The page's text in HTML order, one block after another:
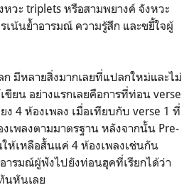
วะ triplets หรือสามพยางค์ จังหวะ
น้นย้ำอารมณ์ ความรู้สึก และขยี้ใจผู้
มีหลายสิ่งมากเลยที่แปลกใหม่และไม่
ยน อย่างแรกเลยคือการที่ท่อน verse
ง 4 ห้องเพลง เมื่อเทียบกับ verse 1 ที่
เพลงตามมาตรฐาน หลังจากนั้น Pre-
ให้เหลือสั้นแค่ 4 ห้องเพลงเช่นกัน
ารมณ์ผู้ฟังไปยังท่อนฮุคที่เรียกได้ว่า
นหันเลย